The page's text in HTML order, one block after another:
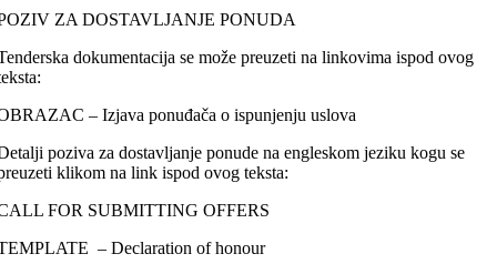
ZA DOSTAVLJANJE PONUDA
dokumentacija se može preuzeti na linkovima ispod ovog
– Izjava ponuđača o ispunjenju uslova
poziva za dostavljanje ponude na engleskom jeziku kogu se
klikom na link ispod ovog teksta:
FOR SUBMITTING OFFERS
– Declaration of honour